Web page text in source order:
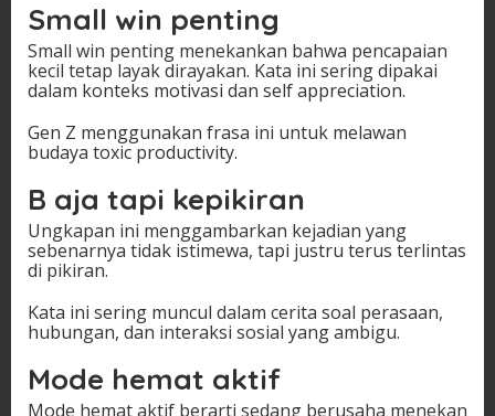
Small win penting
Small win penting menekankan bahwa pencapaian
kecil tetap layak dirayakan. Kata ini sering dipakai
dalam konteks motivasi dan self appreciation.
Gen Z menggunakan frasa ini untuk melawan
budaya toxic productivity.
B aja tapi kepikiran
Ungkapan ini menggambarkan kejadian yang
sebenarnya tidak istimewa, tapi justru terus terlintas
di pikiran.
Kata ini sering muncul dalam cerita soal perasaan,
hubungan, dan interaksi sosial yang ambigu.
Mode hemat aktif
Mode hemat aktif berarti sedang berusaha menekan